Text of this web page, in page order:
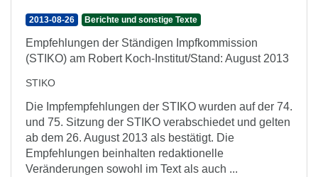
2013-08-26 Berichte und sonstige Texte
Empfehlungen der Ständigen Impfkommission
(STIKO) am Robert Koch-Institut/Stand: August 2013
STIKO
Die Impfempfehlungen der STIKO wurden auf der 74.
und 75. Sitzung der STIKO verabschiedet und gelten
ab dem 26. August 2013 als bestätigt. Die
Empfehlungen beinhalten redaktionelle
Veränderungen sowohl im Text als auch ...